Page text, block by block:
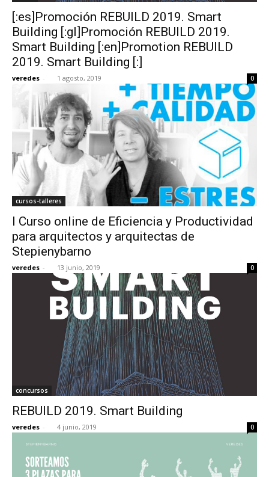
[:es]Promoción REBUILD 2019. Smart
Building [:gl]Promoción REBUILD 2019.
Smart Building [:en]Promotion REBUILD
2019. Smart Building [:]
veredes - 1 agosto, 2019 0
cursos-talleres
I Curso online de Eficiencia y Productividad
para arquitectos y arquitectas de
Stepienybarno
veredes - 13 junio, 2019 0
concursos
REBUILD 2019. Smart Building
veredes - 4 junio, 2019 0